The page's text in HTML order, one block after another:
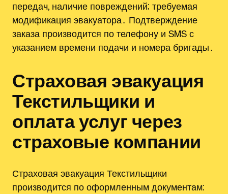
передач, наличие повреждений; требуемая
модификация эвакуатора․ Подтверждение
заказа производится по телефону и SMS с
указанием времени подачи и номера бригады․
Страховая эвакуация
Текстильщики и
оплата услуг через
страховые компании
Страховая эвакуация Текстильщики
производится по оформленным документам;